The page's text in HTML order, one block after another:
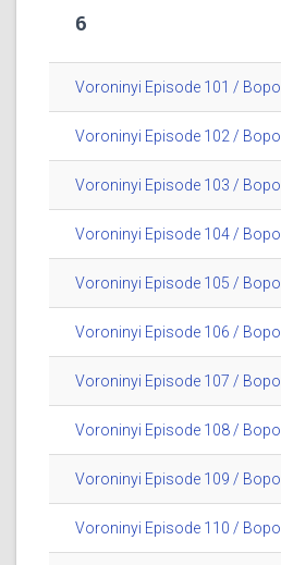
6
Voroninyi Episode 101 /
Voroninyi Episode 102 /
Voroninyi Episode 103 /
Voroninyi Episode 104 /
Voroninyi Episode 105 /
Voroninyi Episode 106 /
Voroninyi Episode 107 /
Voroninyi Episode 108 /
Voroninyi Episode 109 /
Voroninyi Episode 110 /